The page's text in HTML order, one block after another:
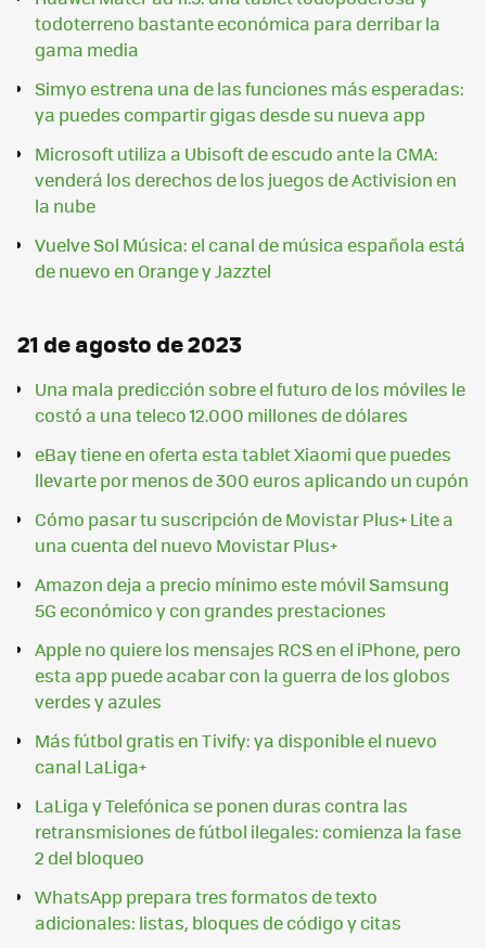
todoterreno bastante económica para derribar la
gama media
Simyo estrena una de las funciones más esperadas:
ya puedes compartir gigas desde su nueva app
Microsoft utiliza a Ubisoft de escudo ante la CMA:
venderá los derechos de los juegos de Activision en
la nube
Vuelve Sol Música: el canal de música española está
de nuevo en Orange y Jazztel
21 de agosto de 2023
Una mala predicción sobre el futuro de los móviles le
costó a una teleco 12.000 millones de dólares
eBay tiene en oferta esta tablet Xiaomi que puedes
llevarte por menos de 300 euros aplicando un cupón
Cómo pasar tu suscripción de Movistar Plus+ Lite a
una cuenta del nuevo Movistar Plus+
Amazon deja a precio mínimo este móvil Samsung
5G económico y con grandes prestaciones
Apple no quiere los mensajes RCS en el iPhone, pero
esta app puede acabar con la guerra de los globos
verdes y azules
Más fútbol gratis en Tivify: ya disponible el nuevo
canal LaLiga+
LaLiga y Telefónica se ponen duras contra las
retransmisiones de fútbol ilegales: comienza la fase
2 del bloqueo
WhatsApp prepara tres formatos de texto
adicionales: listas, bloques de código y citas